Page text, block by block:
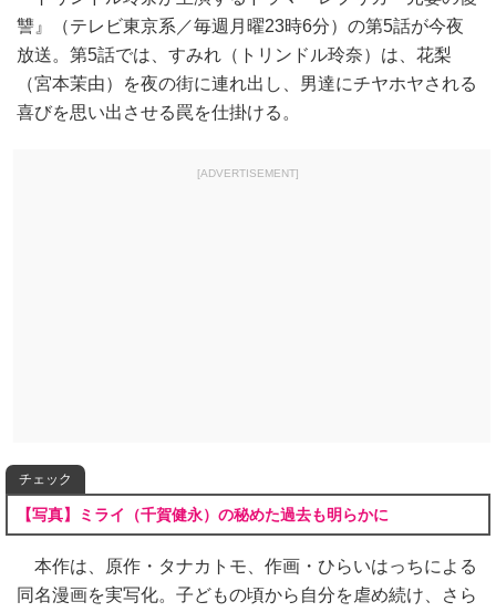
讐』（テレビ東京系／毎週月曜23時6分）の第5話が今夜
放送。第5話では、すみれ（トリンドル玲奈）は、花梨
（宮本茉由）を夜の街に連れ出し、男達にチヤホヤされる
喜びを思い出させる罠を仕掛ける。
[ADVERTISEMENT]
チェック
【写真】ミライ（千賀健永）の秘めた過去も明らかに
本作は、原作・タナカトモ、作画・ひらいはっちによる
同名漫画を実写化。子どもの頃から自分を虐め続け、さら